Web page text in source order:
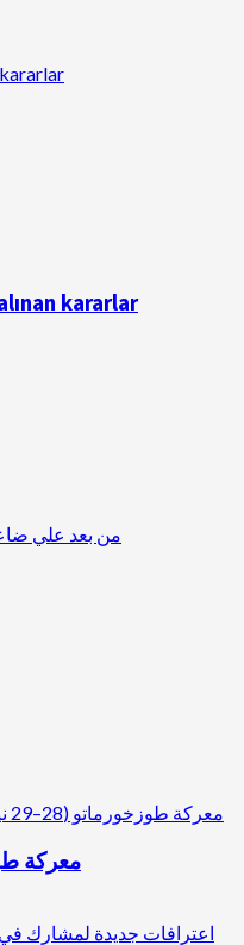
kararlar
من بعد علي
معركة طوزخورماتو (28–29 نيسان 1918)
معركة
اعترافات جديدة لمشارك